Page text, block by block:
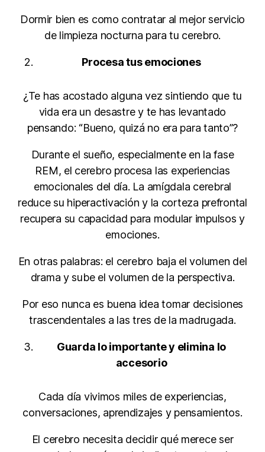
Dormir bien es como contratar al mejor servicio
de limpieza nocturna para tu cerebro.
Procesa tus emociones
¿Te has acostado alguna vez sintiendo que tu
vida era un desastre y te has levantado
pensando: “Bueno, quizá no era para tanto”?
Durante el sueño, especialmente en la fase
REM, el cerebro procesa las experiencias
emocionales del día. La amígdala cerebral
reduce su hiperactivación y la corteza prefrontal
recupera su capacidad para modular impulsos y
emociones.
En otras palabras: el cerebro baja el volumen del
drama y sube el volumen de la perspectiva.
Por eso nunca es buena idea tomar decisiones
trascendentales a las tres de la madrugada.
Guarda lo importante y elimina lo
accesorio
Cada día vivimos miles de experiencias,
conversaciones, aprendizajes y pensamientos.
El cerebro necesita decidir qué merece ser